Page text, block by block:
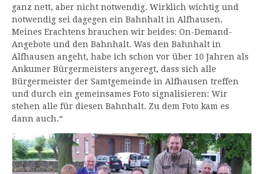
ganz nett, aber nicht notwendig. Wirklich wichtig und
notwendig sei dagegen ein Bahnhalt in Alfhausen.
Meines Erachtens brauchen wir beides: On-Demand-
Angebote und den Bahnhalt. Was den Bahnhalt in
Alfhausen angeht, habe ich schon vor über 10 Jahren als
Ankumer Bürgermeisters angeregt, dass sich alle
Bürgermeister der Samtgemeinde in Alfhausen treffen
und durch ein gemeinsames Foto signalisieren: Wir
stehen alle für diesen Bahnhalt. Zu dem Foto kam es
dann auch.“